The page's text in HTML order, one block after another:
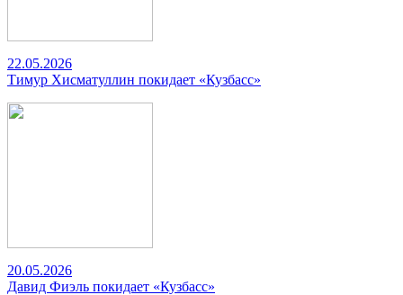
22.05.2026
Тимур Хисматуллин покидает «Кузбасс»
20.05.2026
Давид Фиэль покидает «Кузбасс»